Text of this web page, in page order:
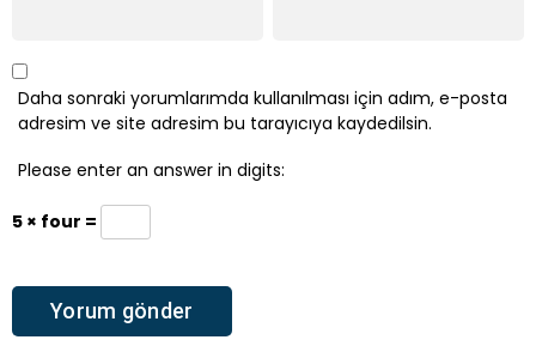
Daha sonraki yorumlarımda kullanılması için adım, e-posta
adresim ve site adresim bu tarayıcıya kaydedilsin.
Please enter an answer in digits:
5 × four =